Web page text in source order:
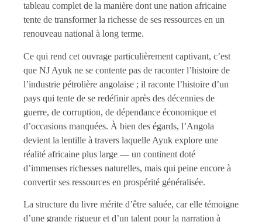
tableau complet de la manière dont une nation africaine
tente de transformer la richesse de ses ressources en un
renouveau national à long terme.
Ce qui rend cet ouvrage particulièrement captivant, c’est
que NJ Ayuk ne se contente pas de raconter l’histoire de
l’industrie pétrolière angolaise ; il raconte l’histoire d’un
pays qui tente de se redéfinir après des décennies de
guerre, de corruption, de dépendance économique et
d’occasions manquées. À bien des égards, l’Angola
devient la lentille à travers laquelle Ayuk explore une
réalité africaine plus large — un continent doté
d’immenses richesses naturelles, mais qui peine encore à
convertir ses ressources en prospérité généralisée.
La structure du livre mérite d’être saluée, car elle témoigne
d’une grande rigueur et d’un talent pour la narration à